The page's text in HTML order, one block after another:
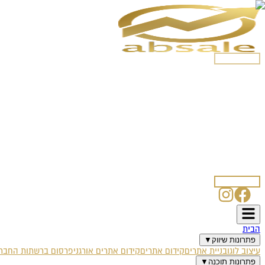
הבית
פתרונות שיווק ▼
עיצוב לוגובניית אתריםקידום אתריםקידום אתרים אורגניפרסום ברשתות
פתרונות תוכנה ▼